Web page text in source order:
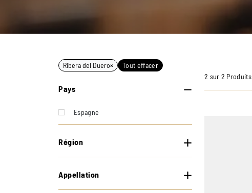
Ribera del Duero× Tout effacer
Pays
Espagne
Région
Appellation
2 sur 2 Produits